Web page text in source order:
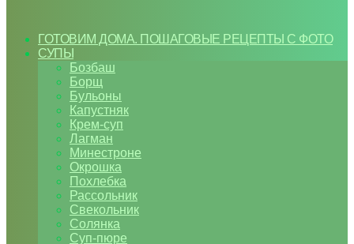
ГОТОВИМ ДОМА. ПОШАГОВЫЕ РЕЦЕПТЫ С ФОТО
СУПЫ
Бозбаш
Борщ
Бульоны
Капустняк
Крем-суп
Лагман
Минестроне
Окрошка
Похлебка
Рассольник
Свекольник
Солянка
Суп-пюре